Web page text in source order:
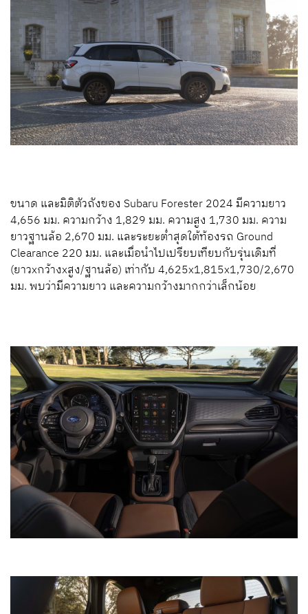
ขนาด และมิติตัวถังของ Subaru Forester 2024 มีความยาว
4,656 มม. ความกว้าง 1,829 มม. ความสูง 1,730 มม. ความ
ยาวฐานล้อ 2,670 มม. และระยะต่ำสุดใต้ท้องรถ Ground
Clearance 220 มม. และเมื่อนำไปเปรียบเทียบกับรุ่นเดิมที่
(ยาวxกว้างxสูง/ฐานล้อ) เท่ากับ 4,625x1,815x1,730/2,670
มม. พบว่ามีความยาว และความกว้างมากกว่าเล็กน้อย